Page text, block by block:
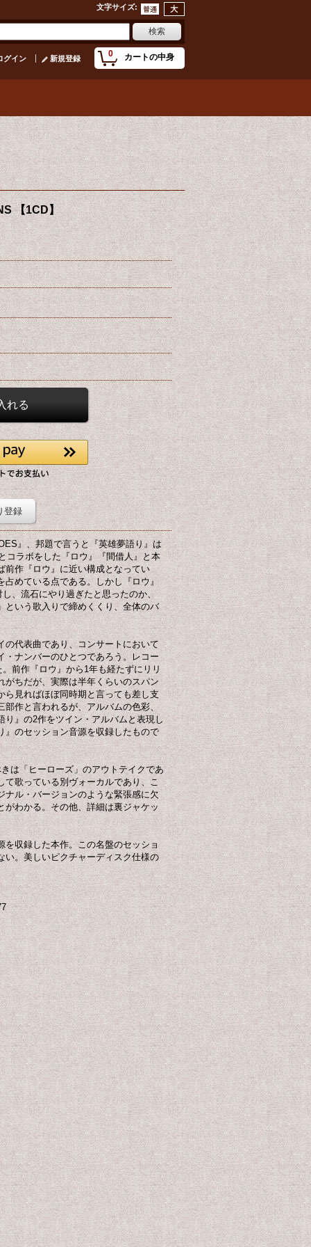
文字サイズ:
0 カートの中身
グイン 新規登録
【1CD】
登録
』、邦題で言うと『英雄夢語り』は
コラボをした『ロウ』『間借人』と本
前作『ロウ』に近い構成となってい
占めている点である。しかし『ロウ』
、流石にやり過ぎたと思ったのか、
という歌入りで締めくくり、全体のバ
代表曲であり、コンサートにおいて
ナンバーのひとつであろう。レコー
前作『ロウ』から1年も経たずにリリ
ちだが、実際は半年くらいのスパン
見ればほぼ同時期と言っても差し支
作と言われるが、アルバムの色彩、
』の2作をツイン・アルバムと表現し
』のセッション音源を収録したもので
は「ヒーローズ」のアウトテイクであ
歌っている別ヴォーカルであり、こ
ル・バージョンのような緊張感に欠
わかる。その他、詳細は裏ジャケッ
収録した本作。この名盤のセッショ
い。美しいピクチャーディスク仕様の